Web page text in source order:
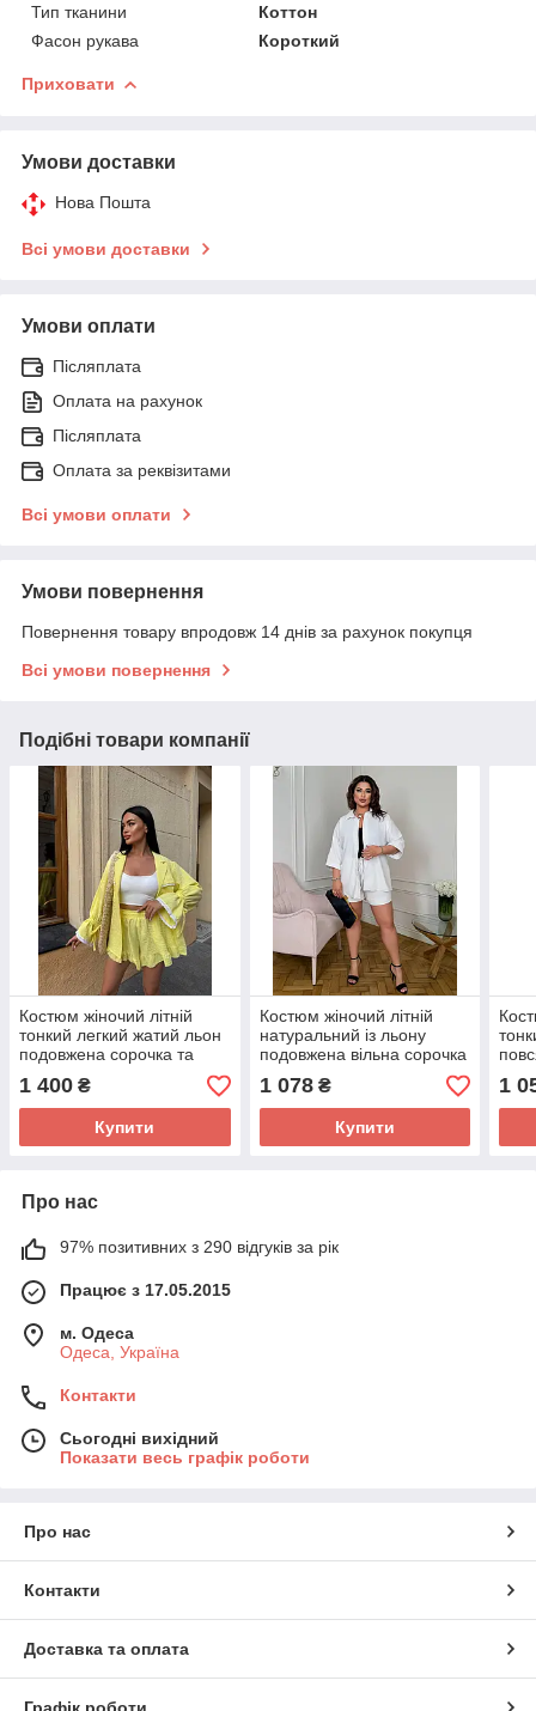
Тип тканини
Коттон
Фасон рукава
Короткий
Приховати
Умови доставки
Нова Пошта
Всі умови доставки
Умови оплати
Післяплата
Оплата на рахунок
Післяплата
Оплата за реквізитами
Всі умови оплати
Умови повернення
Повернення товару впродовж 14 днів за рахунок покупця
Всі умови повернення
Подібні товари компанії
Костюм жіночий літній
тонкий легкий жатий льон
подовжена сорочка та
короткі шорти кльош із
мереживом
1 400 ₴
Купити
Костюм жіночий літній
натуральний із льону
подовжена вільна сорочка
та короткі шорти на гумці
розміри батал
1 078₴
Купити
1
Про нас
97% позитивних з 290 відгуків за рік
Працює з 17.05.2015
м. Одеса
Одеса, Україна
Контакти
Сьогодні вихідний
Показати весь графік роботи
Про нас
Контакти
Доставка та оплата